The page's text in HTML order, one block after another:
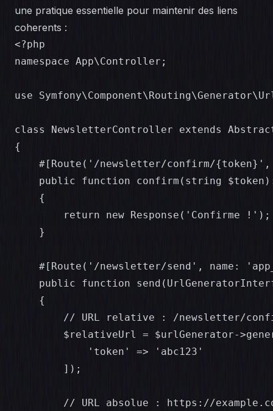
une pratique essentielle pour maintenir des liens
coherents :
<?php
namespace App\Controller;
use
class NewsletterController extends
{
#[Route('/newsletter/confirm/
public function confirm(string
    {
        return new Response('Confirme !');
    }
#[Route('/newsletter/send', name:
public function
    {
// URL relative : /newsletter/
$relativeUrl = $urlGenerator-
            'token' => 'abc123'
        ]);
// URL absolue : https://